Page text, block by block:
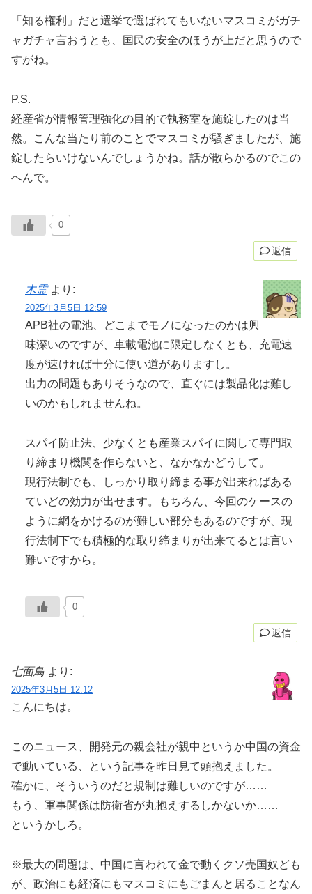
「知る権利」だと選挙で選ばれてもいないマスコミがガチ
ャガチャ言おうとも、国民の安全のほうが上だと思うので
すがね。
P.S.
経産省が情報管理強化の目的で執務室を施錠したのは当
然。こんな当たり前のことでマスコミが騒ぎましたが、施
錠したらいけないんでしょうかね。話が散らかるのでこの
へんで。
0
返信
木霊 より:
2025年3月5日 12:59
APB社の電池、どこまでモノになったのかは興
味深いのですが、車載電池に限定しなくとも、充電速
度が速ければ十分に使い道がありますし。
出力の問題もありそうなので、直ぐには製品化は難し
いのかもしれませんね。
スパイ防止法、少なくとも産業スパイに関して専門取
り締まり機関を作らないと、なかなかどうして。
現行法制でも、しっかり取り締まる事が出来ればある
ていどの効力が出せます。もちろん、今回のケースの
ように網をかけるのが難しい部分もあるのですが、現
行法制下でも積極的な取り締まりが出来てるとは言い
難いですから。
0
返信
七面鳥 より:
2025年3月5日 12:12
こんにちは。
このニュース、開発元の親会社が親中というか中国の資金
で動いている、という記事を昨日見て頭抱えました。
確かに、そういうのだと規制は難しいのですが……
もう、軍事関係は防衛省が丸抱えするしかないか……
というかしろ。
※最大の問題は、中国に言われて金で動くクソ売国奴ども
が、政治にも経済にもマスコミにもごまんと居ることなん